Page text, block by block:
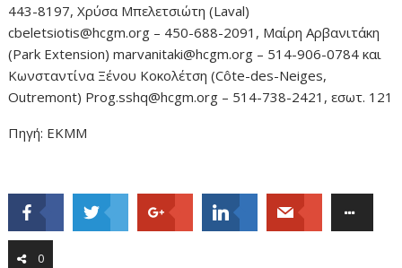
443-8197, Χρύσα Μπελετσιώτη (Laval)
cbeletsiotis@hcgm.org – 450-688-2091, Μαίρη Αρβανιτάκη
(Park Extension) marvanitaki@hcgm.org – 514-906-0784 και
Κωνσταντίνα Ξένου Κοκολέτση (Côte-des-Neiges,
Outremont) Prog.sshq@hcgm.org – 514-738-2421, εσωτ. 121
Πηγή: ΕΚΜΜ
0